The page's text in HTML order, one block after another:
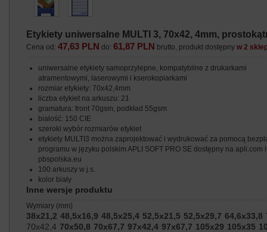
Etykiety uniwersalne MULTI 3, 70x42, 4mm,
Cena od:47,63 PLN do:61,87 PLN brutto, produkt dostępnyw 2
uniwersalne etykiety samoprzylepne, kompatybilne z drukarkami
atramentowymi, laserowymi i kserokopiarkami
rozmiar etykiety: 70x42,4mm
liczba etykiet na arkuszu: 21
gramatura: front 70gsm, podkład 55gsm
białość: 150 CIE
szeroki wybór rozmiarów etykiet
etykiety MULTI3 można zaprojektować i wydrukować za pomocą
programu w języku polskim APLI SOFT PRO SE dostępny na apli.com
pbspolska.eu
100 arkuszy w j.s.
kolor biały
Inne wersje produktu
wymiary (mm)
38x21,2 48,5x16,9 48,5x25,4 52,5x21,5 52,5x29,7 64,6x33,8
70x42,4 70x50,8 70x67,7 97x42,4 97x67,7 105x29 105x35
Polityka prywatności (rozwiń)
Lista Zaufanych Partnerów (rozwiń)